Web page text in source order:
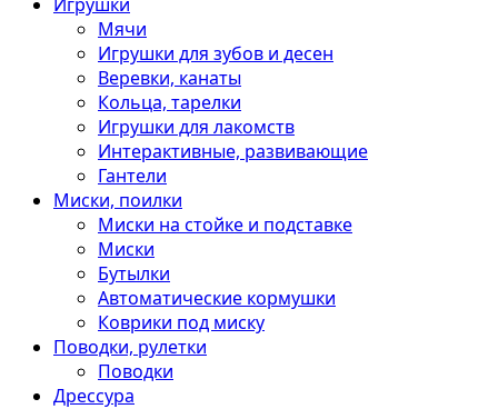
Мячи
Игрушки для зубов и десен
Веревки, канаты
Кольца, тарелки
Игрушки для лакомств
Интерактивные, развивающие
Гантели
Миски, поилки
Миски на стойке и подставке
Миски
Бутылки
Автоматические кормушки
Коврики под миску
Поводки, рулетки
Поводки
Дрессура